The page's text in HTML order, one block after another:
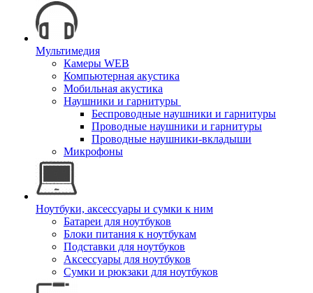
Мультимедия
Камеры WEB
Компьютерная акустика
Мобильная акустика
Наушники и гарнитуры
Беспроводные наушники и гарнитуры
Проводные наушники и гарнитуры
Проводные наушники-вкладыши
Микрофоны
Ноутбуки, аксессуары и сумки к ним
Батареи для ноутбуков
Блоки питания к ноутбукам
Подставки для ноутбуков
Аксессуары для ноутбуков
Сумки и рюкзаки для ноутбуков